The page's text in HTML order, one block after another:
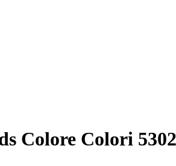
Colore Colori